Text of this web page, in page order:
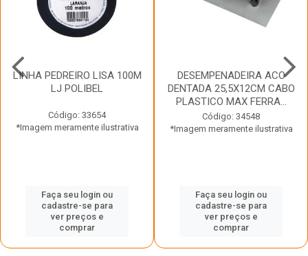
LINHA PEDREIRO LISA 100M
LJ POLIBEL
Código: 33654
*Imagem meramente ilustrativa
Faça seu login ou
cadastre-se para
ver preços e
comprar
DESEMPENADEIRA ACO
DENTADA 25,5X12CM CABO
PLASTICO MAX FERRA...
Código: 34548
*Imagem meramente ilustrativa
Faça seu login ou
cadastre-se para
ver preços e
comprar